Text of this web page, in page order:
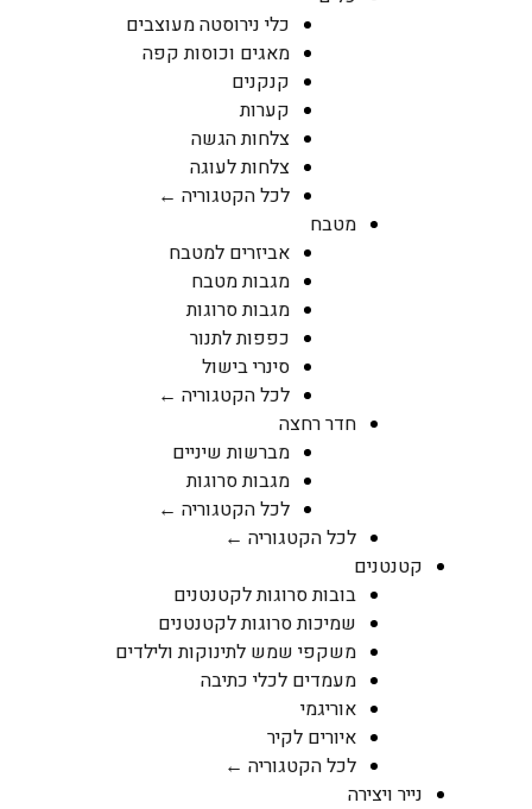
כלי נירוסטה מעוצבים
מאגים וכוסות קפה
קנקנים
קערות
צלחות הגשה
צלחות לעוגה
לכל הקטגוריה ←
מטבח
אביזרים למטבח
מגבות מטבח
מגבות סרוגות
כפפות לתנור
סינרי בישול
לכל הקטגוריה ←
חדר רחצה
מברשות שיניים
מגבות סרוגות
לכל הקטגוריה ←
לכל הקטגוריה ←
קטנטנים
בובות סרוגות לקטנטנים
שמיכות סרוגות לקטנטנים
משקפי שמש לתינוקות ולילדים
מעמדים לכלי כתיבה
אוריגמי
איורים לקיר
לכל הקטגוריה ←
נייר ויצירה